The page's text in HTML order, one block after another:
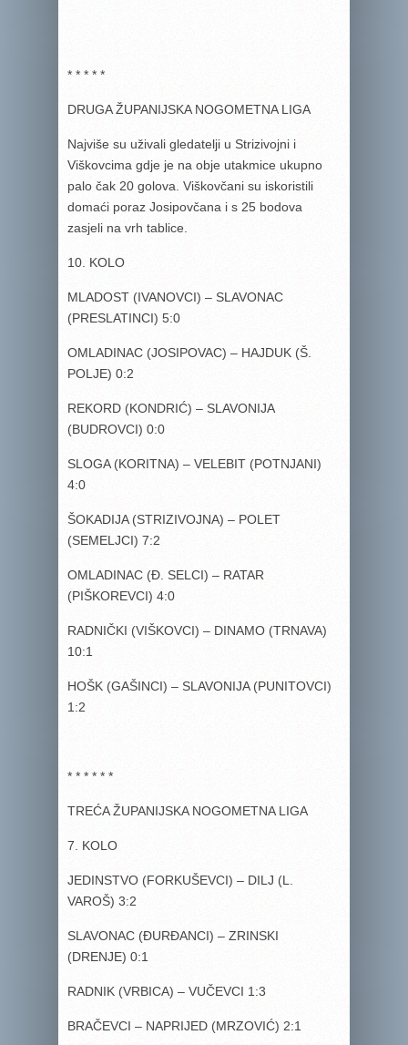
* * * * *
DRUGA ŽUPANIJSKA NOGOMETNA LIGA
Najviše su uživali gledatelji u Strizivojni i
Viškovcima gdje je na obje utakmice ukupno
palo čak 20 golova. Viškovčani su iskoristili
domaći poraz Josipovčana i s 25 bodova
zasjeli na vrh tablice.
10. KOLO
MLADOST (IVANOVCI) – SLAVONAC
(PRESLATINCI) 5:0
OMLADINAC (JOSIPOVAC) – HAJDUK (Š.
POLJE) 0:2
REKORD (KONDRIĆ) – SLAVONIJA
(BUDROVCI) 0:0
SLOGA (KORITNA) – VELEBIT (POTNJANI)
4:0
ŠOKADIJA (STRIZIVOJNA) – POLET
(SEMELJCI) 7:2
OMLADINAC (Đ. SELCI) – RATAR
(PIŠKOREVCI) 4:0
RADNIČKI (VIŠKOVCI) – DINAMO (TRNAVA)
10:1
HOŠK (GAŠINCI) – SLAVONIJA (PUNITOVCI)
1:2
* * * * * *
TREĆA ŽUPANIJSKA NOGOMETNA LIGA
7. KOLO
JEDINSTVO (FORKUŠEVCI) – DILJ (L.
VAROŠ) 3:2
SLAVONAC (ĐURĐANCI) – ZRINSKI
(DRENJE) 0:1
RADNIK (VRBICA) – VUČEVCI 1:3
BRAČEVCI – NAPRIJED (MRZOVIĆ) 2:1